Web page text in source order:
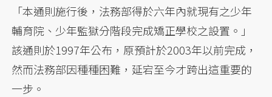
「本通則施行後，法務部得於六年內就現有之少年
輔育院、少年監獄分階段完成矯正學校之設置。」
該通則於1997年公布，原預計於2003年以前完成，
然而法務部因種種困難，延宕至今才跨出這重要的
一步。